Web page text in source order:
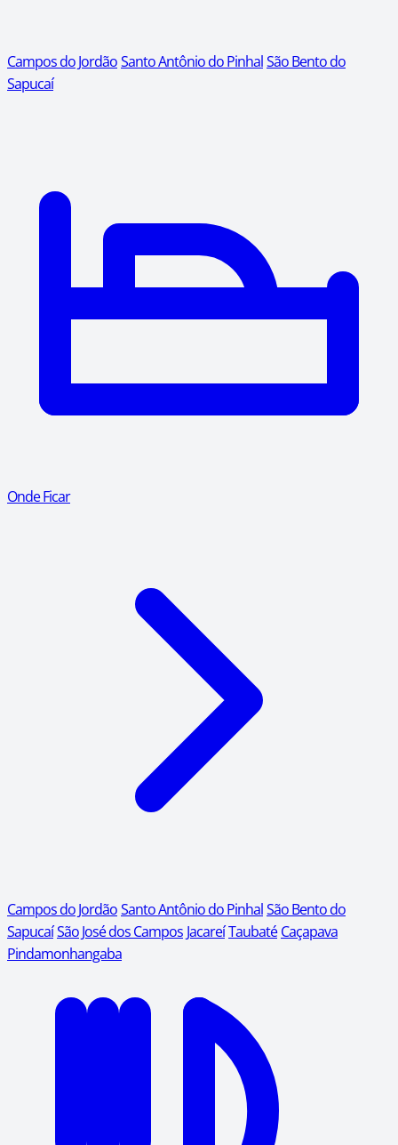
Campos do JordãoSanto Antônio do PinhalSão Bento do
Sapucaí
Onde Ficar
Campos do JordãoSanto Antônio do PinhalSão Bento do
SapucaíSão José dos Campos JacareíTaubaté Caçapava
Pindamonhangaba